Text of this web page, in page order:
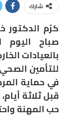
شارك
كرّم الدكتور
صباح اليوم
بالعيادات
للتأمين
في حماية
قبل ثلاثة
حب المهنة